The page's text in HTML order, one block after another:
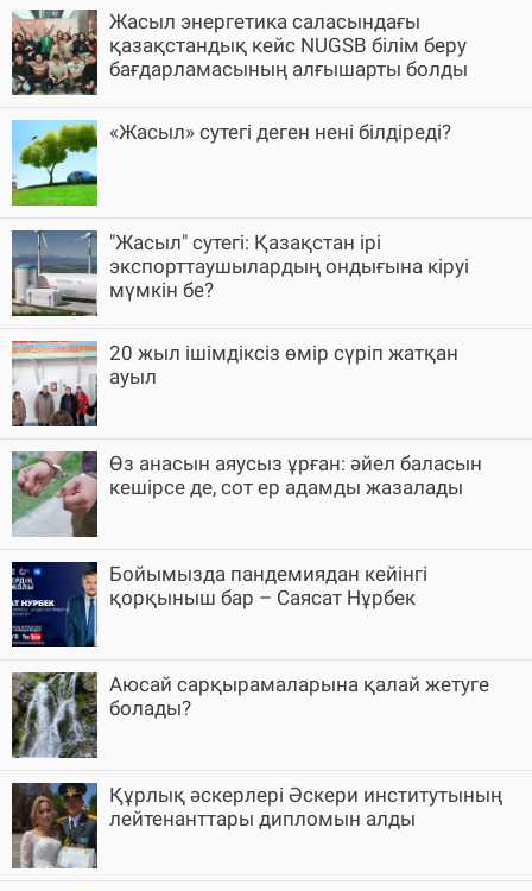
Жасыл энергетика саласындағы
қазақстандық кейс NUGSB білім беру
бағдарламасының алғышарты болды
«Жасыл» сутегі деген нені білдіреді?
"Жасыл" сутегі: Қазақстан ірі
экспорттаушылардың ондығына кіруі
мүмкін бе?
20 жыл ішімдіксіз өмір сүріп жатқан
ауыл
Өз анасын аяусыз ұрған: әйел баласын
кешірсе де, сот ер адамды жазалады
Бойымызда пандемиядан кейінгі
қорқыныш бар – Саясат Нұрбек
Аюсай сарқырамаларына қалай жетуге
болады?
Құрлық әскерлері Әскери институтының
лейтенанттары дипломын алды